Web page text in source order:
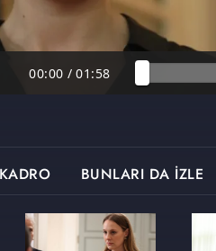
00:00 / 01:58
KADRO BUNLARI DA İZLE